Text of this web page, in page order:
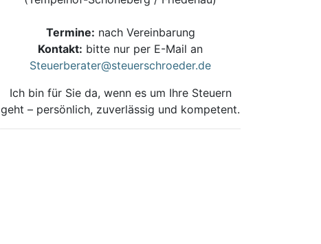
Termine: nach Vereinbarung
Kontakt: bitte nur per E-Mail an
Steuerberater@steuerschroeder.de
Ich bin für Sie da, wenn es um Ihre Steuern
geht – persönlich, zuverlässig und kompetent.